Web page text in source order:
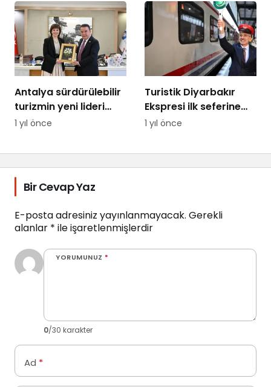
Antalya sürdürülebilir
turizmin yeni lideri
oluyor
1 yıl önce
Turistik Diyarbakır
Ekspresi ilk seferine
çıkıyor
1 yıl önce
Bir Cevap Yaz
E-posta adresiniz yayınlanmayacak. Gerekli
alanlar * ile işaretlenmişlerdir
YORUMUNUZ *
0/30 karakter
Ad *